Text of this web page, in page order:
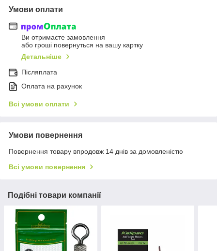
Умови оплати
Ви отримаєте замовлення
або гроші повернуться на вашу картку
Детальніше
Післяплата
Оплата на рахунок
Всі умови оплати
Умови повернення
Повернення товару впродовж 14 днів за домовленістю
Всі умови повернення
Подібні товари компанії